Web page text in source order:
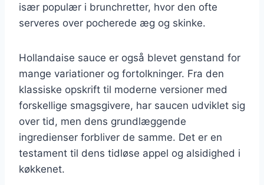
især populær i brunchretter, hvor den ofte
serveres over pocherede æg og skinke.
Hollandaise sauce er også blevet genstand for
mange variationer og fortolkninger. Fra den
klassiske opskrift til moderne versioner med
forskellige smagsgivere, har saucen udviklet sig
over tid, men dens grundlæggende
ingredienser forbliver de samme. Det er en
testament til dens tidløse appel og alsidighed i
køkkenet.